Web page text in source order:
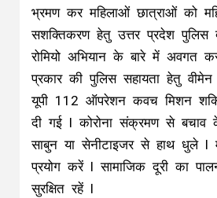
भ्रमण कर महिलाओं छात्राओं को
सशक्तिकरण हेतु उत्तर प्रदेश पुलिस
रोमियो अभियान के बारे में अवगत
प्रकार की पुलिस सहायता हेतु
यूपी 112 ऑपरेशन कवच मिशन
दी गई l कोरोना संक्रमण से बचाव
साबुन या सेनीटाइजर से हाथ धुले
प्रयोग करें l सामाजिक दूरी का
सुरक्षित रहें l